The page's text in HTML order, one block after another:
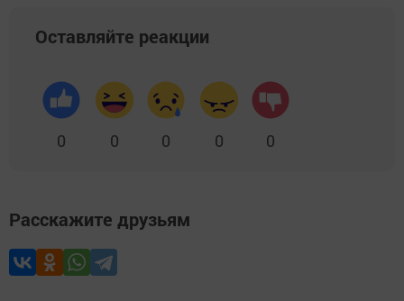
Оставляйте реакции
0 0 0 0 0
Расскажите друзьям